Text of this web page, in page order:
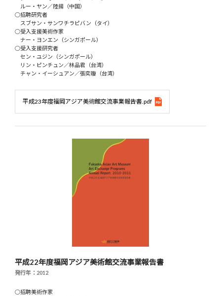
ルー・ヤン／陸揚（中国）
○招聘研究者
スブサン・サンワチラピバン（タイ）
○受入支援美術作家
ナー・ヨンエン（シンガポール）
○受入支援研究者
セン・ユジン（シンガポール）
リン・ピンチュン／林品君（台湾）
チャン・イーシュアン／張奕璇（台湾）
平成23年度福岡アジア美術館交流事業報告書.pdf
平成22年度福岡アジア美術館交流事業報告書
発行年：2012
○招聘美術作家